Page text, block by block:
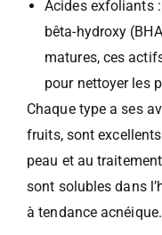
Acides exfoliants
bêta-hydroxy
matures, ces
pour nettoyer les
Chaque type a ses
fruits, sont
peau et au
sont solubles dans
à tendance acnéique.